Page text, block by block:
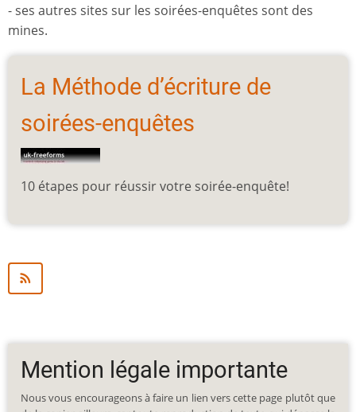
- ses autres sites sur les soirées-enquêtes sont des
mines.
La Méthode d’écriture de
soirées-enquêtes
10 étapes pour réussir votre soirée-enquête!
Mention légale importante
Nous vous encourageons à faire un lien vers cette page plutôt que